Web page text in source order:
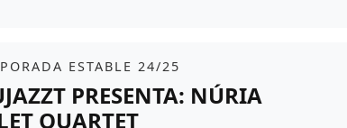
ESTABLE 24/25
PRESENTA: NÚRIA
QUARTET